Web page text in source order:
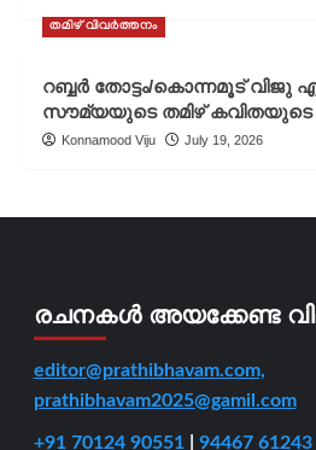
തമിഴ് വിവർത്തനം
റബ്ബർ തോട്ടം/കൊന്നമൂട് വിജു
സൗമ്യയുടെ തമിഴ് കവിതയുടെ
Konnamood Viju July 19, 2026
രചനകൾ അയക്കേണ്ട
editor@prathibhavam.com,
prathibhavam2025@gamil.com
+91 70124 90551| 94467 61243